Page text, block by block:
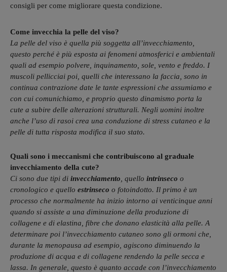
consigli per come migliorare questa condizione.
Come invecchia la pelle del viso?
La pelle del viso è quella più soggetta all’invecchiamento,
questo perché è più esposta ai fenomeni atmosferici e ambientali
quali ad esempio polvere, inquinamento, sole, vento e freddo. I
muscoli pellicciai poi, quelli che interessano la faccia, sono in
continua contrazione date le tante espressioni che assumiamo e
con cui comunichiamo, e proprio questo dinamismo porta la
cute a subire delle alterazioni strutturali. Negli uomini inoltre
anche l’uso di rasoi crea una conduzione di stress cutaneo e la
pelle di tutta risposta modifica il suo stato.
Quali sono i meccanismi che contribuiscono al graduale
invecchiamento della cute?
Ci sono due tipi di invecchiamento , quello intrinseco o
cronologico e quello estrinseco o fotoindotto. Il primo è un
processo che normalmente ha inizio intorno ai venticinque anni
quando si assiste a una diminuzione della produzione di
collagene e di elastina, fibre che donano elasticità alla pelle. A
determinare poi l’invecchiamento cutaneo sono gli ormoni che,
durante la menopausa ad esempio, agiscono diminuendo la
produzione di acqua e di collagene rendendo la pelle secca e
lassa. In generale, questo è quanto accade con l’invecchiamento